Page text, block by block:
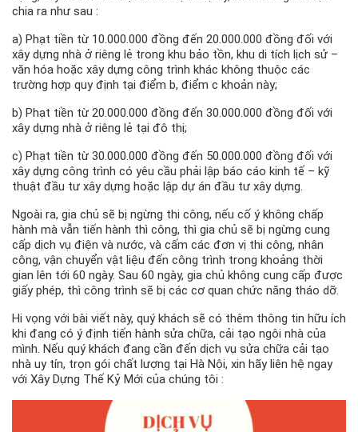
chia ra như sau :
a) Phạt tiền từ 10.000.000 đồng đến 20.000.000 đồng đối với
xây dựng nhà ở riêng lẻ trong khu bảo tồn, khu di tích lịch sử –
văn hóa hoặc xây dựng công trình khác không thuộc các
trường hợp quy định tại điểm b, điểm c khoản này;
b) Phạt tiền từ 20.000.000 đồng đến 30.000.000 đồng đối với
xây dựng nhà ở riêng lẻ tại đô thị;
c) Phạt tiền từ 30.000.000 đồng đến 50.000.000 đồng đối với
xây dựng công trình có yêu cầu phải lập báo cáo kinh tế – kỹ
thuật đầu tư xây dựng hoặc lập dự án đầu tư xây dựng.
Ngoài ra, gia chủ sẽ bị ngừng thi công, nếu cố ý không chấp
hành mà vẫn tiến hành thì công, thì gia chủ sẽ bị ngừng cung
cấp dịch vụ điện và nước, và cấm các đơn vị thi công, nhân
công, vận chuyển vật liệu đến công trình trong khoảng thời
gian lên tới 60 ngày. Sau 60 ngày, gia chủ không cung cấp được
giấy phép, thì công trình sẽ bị các cơ quan chức năng tháo dỡ.
Hi vọng với bài viết này, quý khách sẽ có thêm thông tin hữu ích
khi đang có ý định tiến hành sửa chữa, cải tạo ngôi nhà của
mình. Nếu quý khách đang cần đến dịch vụ sửa chữa cải tạo
nhà uy tín, trọn gói chất lượng tại Hà Nội, xin hãy liên hệ ngay
với Xây Dựng Thế Kỷ Mới của chúng tôi :